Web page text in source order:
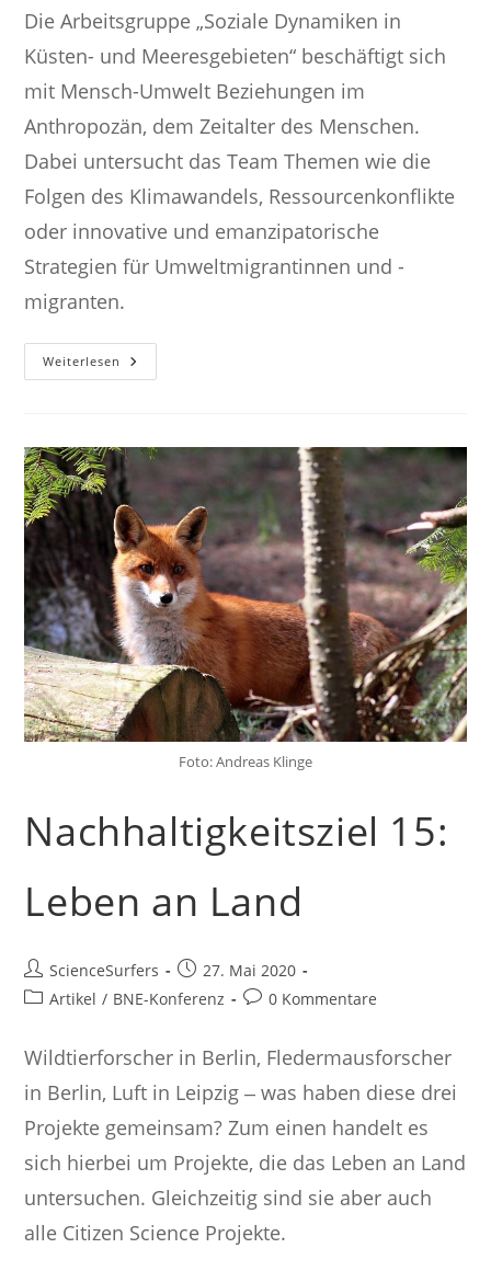
Die Arbeitsgruppe „Soziale Dynamiken in
Küsten- und Meeresgebieten“ beschäftigt sich
mit Mensch-Umwelt Beziehungen im
Anthropozän, dem Zeitalter des Menschen.
Dabei untersucht das Team Themen wie die
Folgen des Klimawandels, Ressourcenkonflikte
oder innovative und emanzipatorische
Strategien für Umweltmigrantinnen und -
migranten.
Weiterlesen Nachhaltigkeitsziel
16:
Institutionen
Foto: Andreas Klinge
Nachhaltigkeitsziel 15:
Leben an Land
Beitrags-
Autor:
ScienceSurfers
Beitrag
veröffentlicht:
27. Mai 2020
Beitrags-
Artikel / BNE-Konferenz
Beitrags-
0 Kommentare
Wildtierforscher in Berlin, Fledermausforscher
in Berlin, Luft in Leipzig ‒ was haben diese drei
Projekte gemeinsam? Zum einen handelt es
sich hierbei um Projekte, die das Leben an Land
untersuchen. Gleichzeitig sind sie aber auch
alle Citizen Science Projekte.